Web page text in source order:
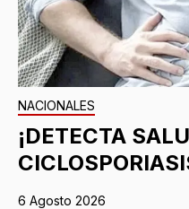
NACIONALES
¡DETECTA
6 Agosto 2026